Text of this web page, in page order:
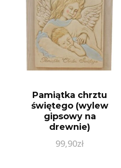
Pamiątka chrztu
świętego (wylew
gipsowy na
drewnie)
99,90zł